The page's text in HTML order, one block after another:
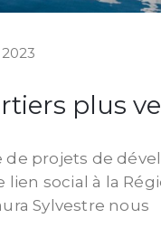
plus
de projets de
lien social à la
Sylvestre nous